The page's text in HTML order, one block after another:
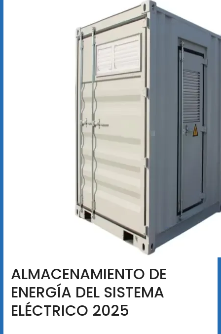
ALMACENAMIENTO DE
ENERGÍA DEL SISTEMA
ELÉCTRICO 2025